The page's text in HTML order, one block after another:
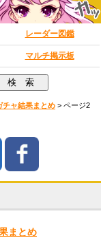
レーダー図鑑
マルチ掲示板
チャ結果まとめ > ページ2
まとめ